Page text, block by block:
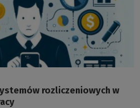
rozliczeniowych w